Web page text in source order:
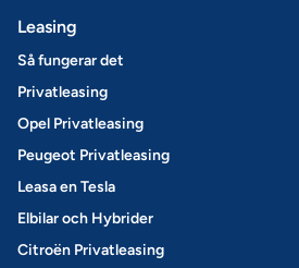
Leasing
Så fungerar det
Privatleasing
Opel Privatleasing
Peugeot Privatleasing
Leasa en Tesla
Elbilar och Hybrider
Citroën Privatleasing